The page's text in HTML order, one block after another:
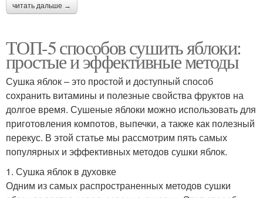
читать дальше →
ТОП-5 способов сушить яблоки:
простые и эффективные методы
Сушка яблок – это простой и доступный способ
сохранить витамины и полезные свойства фруктов на
долгое время. Сушеные яблоки можно использовать для
приготовления компотов, выпечки, а также как полезный
перекус. В этой статье мы рассмотрим пять самых
популярных и эффективных методов сушки яблок.
1. Сушка яблок в духовке
Одним из самых распространенных методов сушки